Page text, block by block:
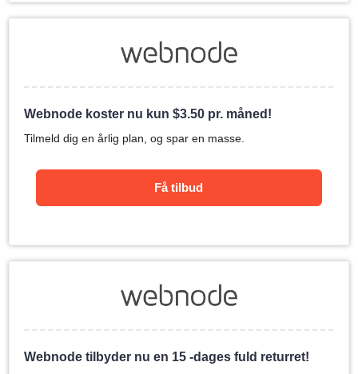
Webnode koster nu kun$3.50 pr. måned!
Tilmeld dig en årlig plan, og spar en masse.
Få tilbud
Webnode tilbyder nu en 15 -dages fuld returret!